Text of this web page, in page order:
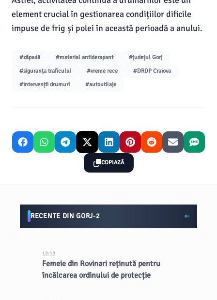
element crucial în gestionarea condițiilor dificile
impuse de frig și polei în această perioadă a anului.
#zăpadă #material antiderapant
#județul Gorj
#siguranța traficului
#vreme rece
#DRDP Craiova
#intervenții drumuri
#autoutilaje
COPIAZĂ
RECENTE DIN GORJ-2
12:12
Femeie din Rovinari reținută pentru
încălcarea ordinului de protecție